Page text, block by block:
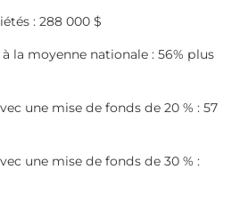
: 288 000 $
la moyenne nationale : 56% plus
une mise de fonds de 20 % : 57
une mise de fonds de 30 % :